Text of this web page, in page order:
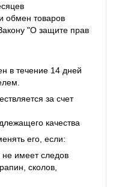
обмен товаров
"О защите прав
в течение 14 дней
за счет
качества
его, если:
имеет следов
сколов,